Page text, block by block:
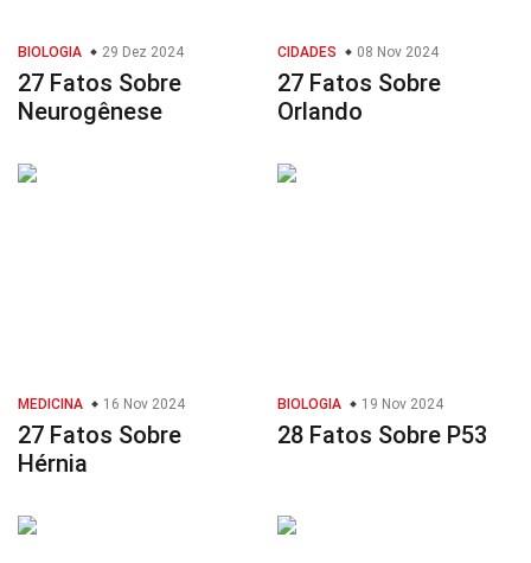
BIOLOGIA 29 Dez 2024
27 Fatos Sobre
Neurogênese
CIDADES 08 Nov 2024
27 Fatos Sobre
Orlando
MEDICINA 16 Nov 2024
27 Fatos Sobre
Hérnia
BIOLOGIA 19 Nov 2024
28 Fatos Sobre P53